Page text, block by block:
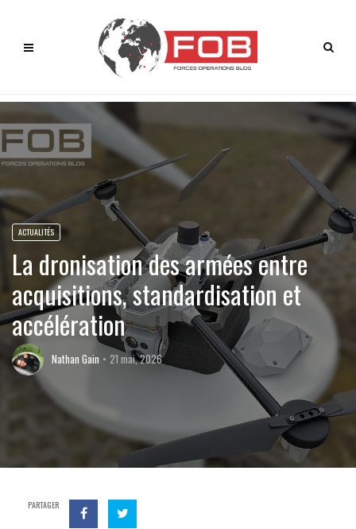
ACTUALITÉS
La dronisation des armées entre
acquisitions, standardisation et
accélération
Nathan Gain 21 mai, 2026
PARTAGER